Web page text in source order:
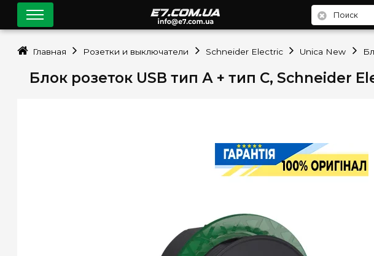
Блок розеток USB тип А + тип С, Schneider
Главная Розетки и выключатели Schneider Electric Unica New